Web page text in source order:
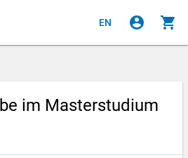
EN account_circle shopping_cart
im Masterstudium